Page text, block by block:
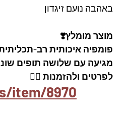
באהבה נועם זיגדון
מוצר מומלץ❣️
פומפיה איכותית רב-
מגיעה עם שלושה תופים
לפרטים ולהזמנות 👇🏼
item/8970